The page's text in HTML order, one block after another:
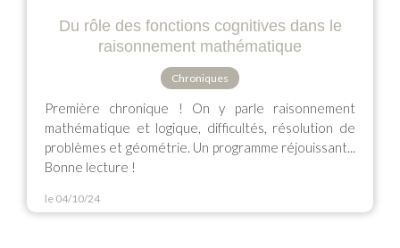
Du rôle des fonctions cognitives dans le
raisonnement mathématique
Chroniques
Première chronique ! On y parle raisonnement
mathématique et logique, difficultés, résolution de
problèmes et géométrie. Un programme réjouissant...
Bonne lecture !
le 04/10/24